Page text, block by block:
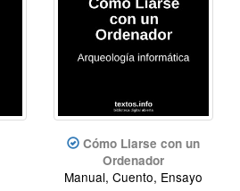
Cómo Liarse con un
Ordenador
Manual, Cuento, Ensayo